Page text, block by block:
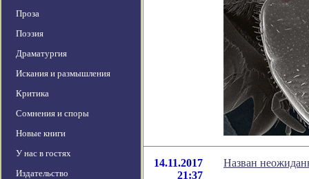
Проза
Поэзия
Драматургия
Искания и размышления
Критика
Сомнения и споры
Новые книги
У нас в гостях
Издательство
14.11.2017
21:37
Назван